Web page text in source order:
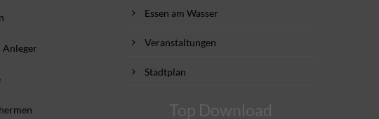
Anleger
Essen am Wasser
Veranstaltungen
Stadtplan
Top Download